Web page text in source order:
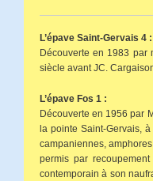
L’épave Saint-Gervais 4 :
Découverte en 1983 par
siècle avant JC.
L’épave Fos 1 :
Découverte en 1956 par
la pointe Saint-Gervais,
campaniennes,
permis par
contemporain à son